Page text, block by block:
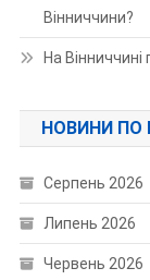
Вінниччини?
На Вінниччині
НОВИНИ ПО
Серпень 2026
Липень 2026
Червень 2026